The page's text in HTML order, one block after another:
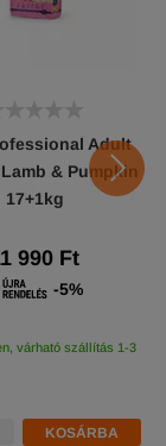
Adult
& Pumpkin
17+1kg
990 Ft
-5%
várható szállítás 1-3
KOSÁRBA